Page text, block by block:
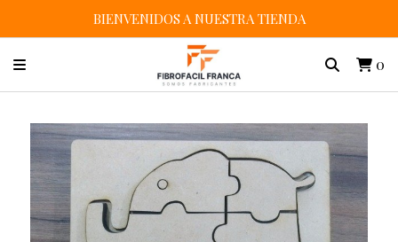
BIENVENIDOS A NUESTRA TIENDA
0